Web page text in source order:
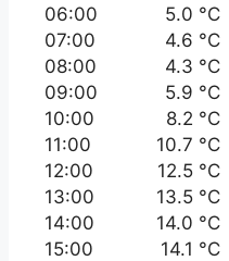
06:00
5.0 °C
07:00
4.6 °C
08:00
4.3 °C
09:00
5.9 °C
10:00
8.2 °C
11:00
10.7 °C
12:00
12.5 °C
13:00
13.5 °C
14:00
14.0 °C
15:00
14.1 °C